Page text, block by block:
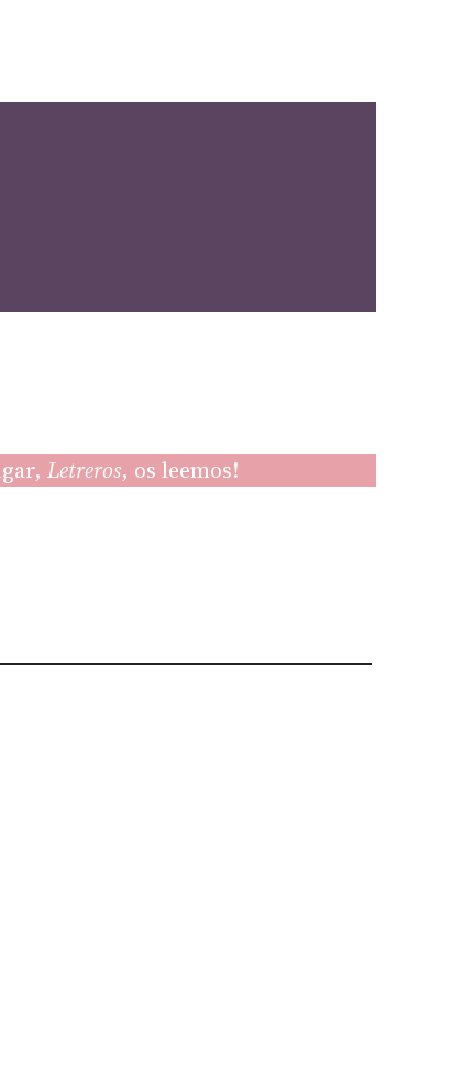
Letreros, os leemos!